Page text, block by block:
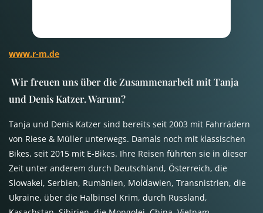
www.r-m.de
Wir freuen uns über die Zusammenarbeit mit Tanja
und Denis Katzer. Warum?
Tanja und Denis Katzer sind bereits seit 2003 mit Fahrrädern
von Riese & Müller unterwegs. Damals noch mit klassischen
Bikes, seit 2015 mit E-Bikes. Ihre Reisen führten sie in dieser
Zeit unter anderem durch Deutschland, Österreich, die
Slowakei, Serbien, Rumänien, Moldawien, Transnistrien, die
Ukraine, über die Halbinsel Krim, durch Russland,